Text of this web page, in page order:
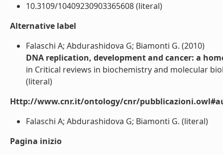
10.3109/10409230903365608 (literal)
Alternative label
Falaschi A; Abdurashidova G; Biamonti G. (2010)
DNA replication, development and cancer: a
in Critical reviews in biochemistry and molecular
(literal)
Http://www.cnr.it/ontology/cnr/
Falaschi A; Abdurashidova G; Biamonti G. (literal)
Pagina inizio